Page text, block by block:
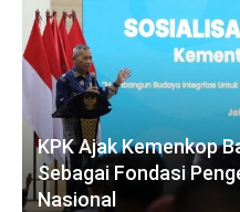
KPK Ajak Kemenkop
Sebagai Fondasi
Nasional